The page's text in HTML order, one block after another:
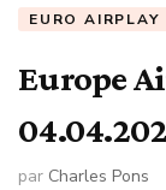
EURO AIRPLAY
Europe
par Charles Pons